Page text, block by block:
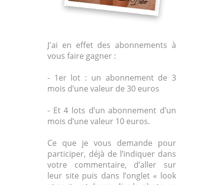
J'ai en effet des abonnements à
vous faire gagner :
- 1er lot : un abonnement de 3
mois d’une valeur de 30 euros
- Et 4 lots d’un abonnement d’un
mois d’une valeur 10 euros.
Ce que je vous demande pour
participer, déjà de l’indiquer dans
votre commentaire, d’aller sur
leur site puis dans l’onglet « look